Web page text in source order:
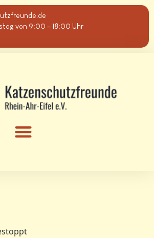
von 9:00 – 18:00 Uhr